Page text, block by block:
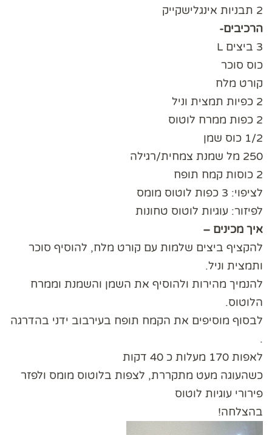
2 תבניות אינגלישקייק
הרכיבים-
3 ביצים L
כוס סוכר
קורט מלח
2 כפיות תמצית וניל
2 כפות ממרח לוטוס
1/2 כוס שמן
250 מל שמנת צמחית/רגילה
2 כוסות קמח תופח
לציפוי: 3 כפות לוטוס מומס
לפיזור: עוגיות לוטוס טחונות
איך מכינים –
להקציף ביצים שלמות עם קורט מלח, להוסיף סוכר
ותמצית וניל.
להנמיך מהירות ולהוסיף את השמן והשמנת וממרח
הלוטוס.
לבסוף מוסיפים את הקמח תופח בעירבוב ידני בהדרגה
.
לאפות 170 מעלות כ 40 דקות
כשהעוגה מעט מתקררת, לצפות בלוטוס מומס ולפזר
פירורי עוגיות לוטוס
בהצלחה!